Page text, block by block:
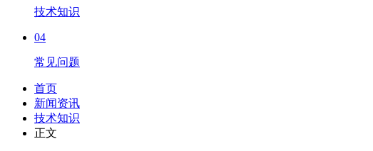
技术知识
04
常见问题
首页
新闻资讯
技术知识
正文